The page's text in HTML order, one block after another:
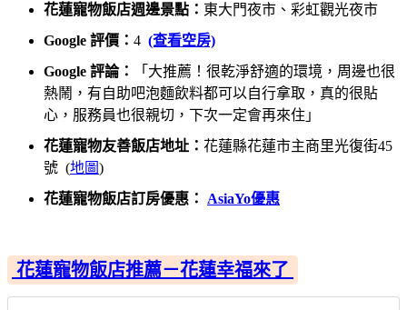
花蓮寵物飯店週邊景點： 東大門夜市、彩虹觀光夜市
Google 評價： 4 (查看空房)
Google 評論：
「大推薦！很乾淨舒適的環境，周邊也很
熱鬧，有自助吧泡麵飲料都可以自行拿取，真的很貼
心，服務員也很親切，下次一定會再來住」
花蓮寵物友善飯店地址： 花蓮縣花蓮市主商里光復街45
號 (地圖)
花蓮寵物飯店訂房優惠：
AsiaYo優惠
花蓮寵物飯店推薦－花蓮幸福來了